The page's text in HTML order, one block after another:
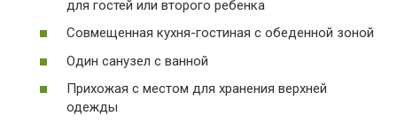
для гостей или второго ребенка
Совмещенная кухня-гостиная с обеденной зоной
Один санузел с ванной
Прихожая с местом для хранения верхней
одежды